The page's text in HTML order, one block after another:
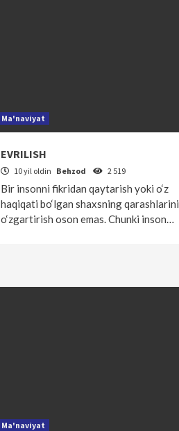
Ma'naviyat
EVRILISH
10 yil oldin Behzod 2 519
Bir insonni fikridan qaytarish yoki o‘z
haqiqati bo‘lgan shaxsning qarashlarini
o‘zgartirish oson emas. Chunki inson…
Ma'naviyat